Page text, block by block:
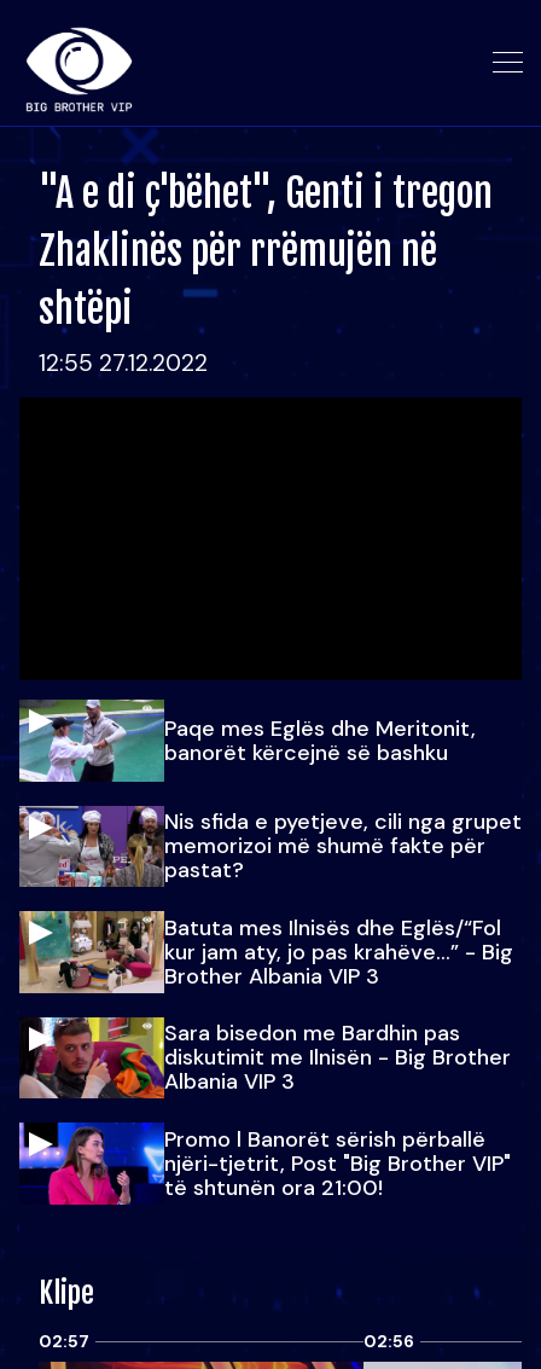
"A e di ç'bëhet", Genti i tregon
Zhaklinës për rrëmujën në
shtëpi
12:55 27.12.2022
Paqe mes Eglës dhe Meritonit,
banorët kërcejnë së bashku
Nis sfida e pyetjeve, cili nga grupet
memorizoi më shumë fakte për
pastat?
Batuta mes Ilnisës dhe Eglës/“Fol
kur jam aty, jo pas krahëve…” - Big
Brother Albania VIP 3
Sara bisedon me Bardhin pas
diskutimit me Ilnisën - Big Brother
Albania VIP 3
Promo l Banorët sërish përballë
njëri-tjetrit, Post "Big Brother VIP"
të shtunën ora 21:00!
Klipe
02:57 02:56